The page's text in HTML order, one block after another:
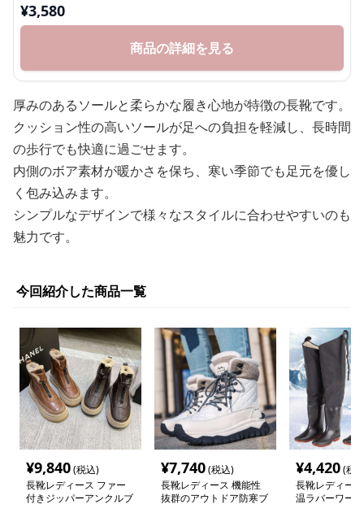
¥3,580
商品の詳細を見る
厚みのあるソールと柔らかな履き心地が特徴の長靴です。
クッション性の高いソールが足への負担を軽減し、長時間
の歩行でも快適に過ごせます。
内側のボア素材が暖かさを保ち、寒い季節でも足元を優し
く包み込みます。
シンプルなデザインで様々なスタイルに合わせやすいのも
魅力です。
今回紹介した商品一覧
¥9,840(税込)
長靴レディース ファー
付きジッパーアンクルブ
¥7,740(税込)
長靴レディース 機能性
抜群のアウトドア防寒ブ
¥4,420(税
長靴レディー
温ラバーワー